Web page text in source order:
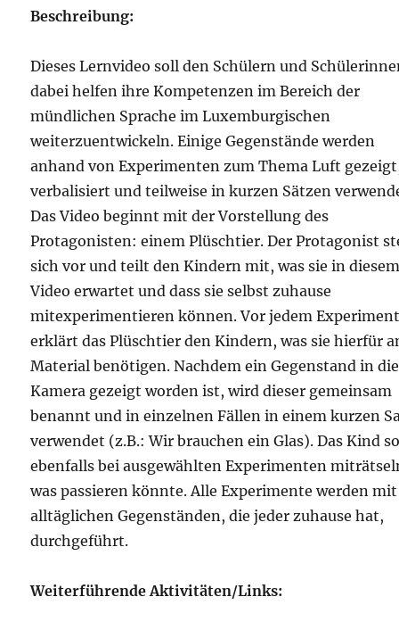
Beschreibung:
Dieses Lernvideo soll den Schülern und
dabei helfen ihre Kompetenzen im Bereich der
mündlichen Sprache im Luxemburgischen
weiterzuentwickeln. Einige Gegenstände werden
anhand von Experimenten zum Thema Luft
verbalisiert und teilweise in kurzen Sätzen
Das Video beginnt mit der Vorstellung des
Protagonisten: einem Plüschtier. Der Protagonist
sich vor und teilt den Kindern mit, was sie in
Video erwartet und dass sie selbst zuhause
mitexperimentieren können. Vor jedem
erklärt das Plüschtier den Kindern, was sie hierfür
Material benötigen. Nachdem ein Gegenstand in die
Kamera gezeigt worden ist, wird dieser gemeinsam
benannt und in einzelnen Fällen in einem kurzen
verwendet (z.B.: Wir brauchen ein Glas). Das Kind
ebenfalls bei ausgewählten Experimenten
was passieren könnte. Alle Experimente werden mit
alltäglichen Gegenständen, die jeder zuhause hat,
durchgeführt.
Weiterführende Aktivitäten/Links: